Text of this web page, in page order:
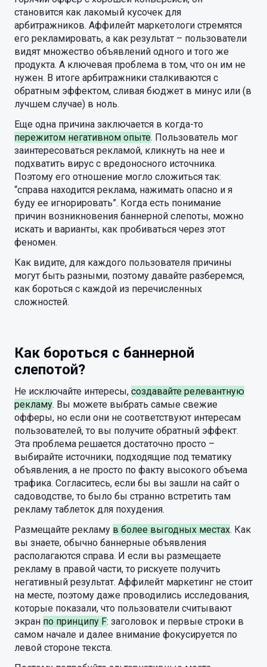
становится как лакомый кусочек для
арбитражников. Аффилейт маркетологи стремятся
его рекламировать, а как результат – пользователи
видят множество объявлений одного и того же
продукта. А ключевая проблема в том, что он им не
нужен. В итоге арбитражники сталкиваются с
обратным эффектом, сливая бюджет в минус или (в
лучшем случае) в ноль.
Еще одна причина заключается в когда-то
пережитом негативном опыте. Пользователь мог
заинтересоваться рекламой, кликнуть на нее и
подхватить вирус с вредоносного источника.
Поэтому его отношение могло сложиться так:
“справа находится реклама, нажимать опасно и я
буду ее игнорировать”. Когда есть понимание
причин возникновения баннерной слепоты, можно
искать и варианты, как пробиваться через этот
феномен.
Как видите, для каждого пользователя причины
могут быть разными, поэтому давайте разберемся,
как бороться с каждой из перечисленных
сложностей.
Как бороться с баннерной
слепотой?
Не исключайте интересы, создавайте релевантную
рекламу. Вы можете выбрать самые свежие
офферы, но если они не соответствуют интересам
пользователей, то вы получите обратный эффект.
Эта проблема решается достаточно просто –
выбирайте источники, подходящие под тематику
объявления, а не просто по факту высокого объема
трафика. Согласитесь, если бы вы зашли на сайт о
садоводстве, то было бы странно встретить там
рекламу таблеток для похудения.
Размещайте рекламу в более выгодных местах. Как
вы знаете, обычно баннерные объявления
располагаются справа. И если вы размещаете
рекламу в правой части, то рискуете получить
негативный результат. Аффилейт маркетинг не стоит
на месте, поэтому даже проводились исследования,
которые показали, что пользователи считывают
экран по принципу F: заголовок и первые строки в
самом начале и далее внимание фокусируется по
левой стороне текста.